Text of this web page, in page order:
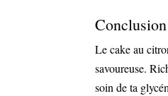
Conclusion
Le cake au
savoureuse.
soin de ta